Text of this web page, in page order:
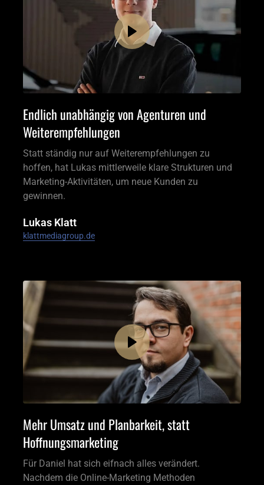
Endlich unabhängig von Agenturen und
Weiterempfehlungen
Statt ständig nur auf Weiterempfehlungen zu
hoffen, hat Lukas mittlerweile klare Strukturen und
Marketing-Aktivitäten, um neue Kunden zu
gewinnen.
Lukas Klatt
klattmediagroup.de
Mehr Umsatz und Planbarkeit, statt
Hoffnungsmarketing
Für Daniel hat sich eifnach alles verändert.
Nachdem die Online-Marketing Methoden